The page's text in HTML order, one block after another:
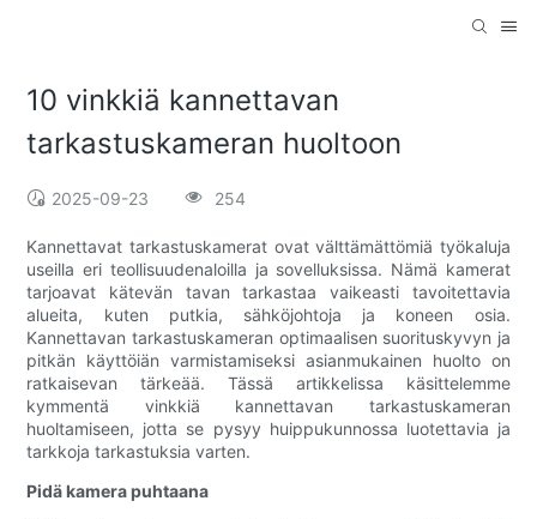
10 vinkkiä kannettavan
tarkastuskameran huoltoon
2025-09-23 254
Kannettavat tarkastuskamerat ovat välttämättömiä työkaluja
useilla eri teollisuudenaloilla ja sovelluksissa. Nämä kamerat
tarjoavat kätevän tavan tarkastaa vaikeasti tavoitettavia
alueita, kuten putkia, sähköjohtoja ja koneen osia.
Kannettavan tarkastuskameran optimaalisen suorituskyvyn ja
pitkän käyttöiän varmistamiseksi asianmukainen huolto on
ratkaisevan tärkeää. Tässä artikkelissa käsittelemme
kymmentä vinkkiä kannettavan tarkastuskameran
huoltamiseen, jotta se pysyy huippukunnossa luotettavia ja
tarkkoja tarkastuksia varten.
Pidä kamera puhtaana